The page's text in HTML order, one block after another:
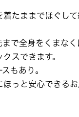
たままでほぐし
まで全身をくまな
スできます。
もあり。
っと安心できるお